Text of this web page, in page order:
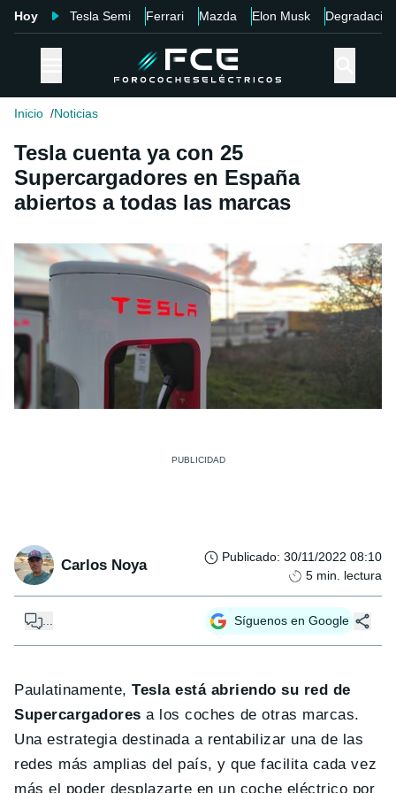
Hoy Tesla Semi Ferrari Mazda Elon Musk Degradación
Inicio Noticias
Tesla cuenta ya con 25
Supercargadores en España
abiertos a todas las marcas
Carlos Noya Publicado: 30/11/2022 08:10
5 min. lectura
Síguenos en Google
Paulatinamente,Tesla está abriendo su red de
Supercargadores a los coches de otras marcas.
Una estrategia destinada a rentabilizar una de las
redes más amplias del país, y que facilita cada vez
más el poder desplazarte en un coche eléctrico por